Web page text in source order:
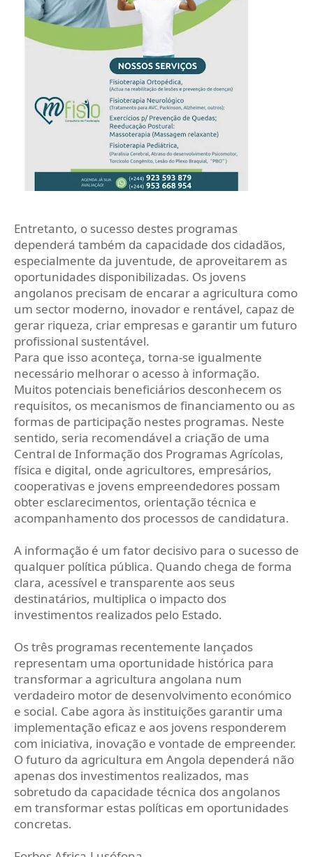
Entretanto, o sucesso destes programas
dependerá também da capacidade dos cidadãos,
especialmente da juventude, de aproveitarem as
oportunidades disponibilizadas. Os jovens
angolanos precisam de encarar a agricultura como
um sector moderno, inovador e rentável, capaz de
gerar riqueza, criar empresas e garantir um futuro
profissional sustentável.
Para que isso aconteça, torna-se igualmente
necessário melhorar o acesso à informação.
Muitos potenciais beneficiários desconhecem os
requisitos, os mecanismos de financiamento ou as
formas de participação nestes programas. Neste
sentido, seria recomendável a criação de uma
Central de Informação dos Programas Agrícolas,
física e digital, onde agricultores, empresários,
cooperativas e jovens empreendedores possam
obter esclarecimentos, orientação técnica e
acompanhamento dos processos de candidatura.
A informação é um fator decisivo para o sucesso de
qualquer política pública. Quando chega de forma
clara, acessível e transparente aos seus
destinatários, multiplica o impacto dos
investimentos realizados pelo Estado.
Os três programas recentemente lançados
representam uma oportunidade histórica para
transformar a agricultura angolana num
verdadeiro motor de desenvolvimento económico
e social. Cabe agora às instituições garantir uma
implementação eficaz e aos jovens responderem
com iniciativa, inovação e vontade de empreender.
O futuro da agricultura em Angola dependerá não
apenas dos investimentos realizados, mas
sobretudo da capacidade técnica dos angolanos
em transformar estas políticas em oportunidades
concretas.